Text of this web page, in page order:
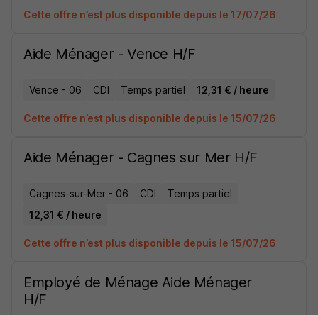
Cette offre n’est plus disponible depuis le 17/07/26
Aide Ménager - Vence H/F
Vence - 06 CDI Temps partiel 12,31 € / heure
Cette offre n’est plus disponible depuis le 15/07/26
Aide Ménager - Cagnes sur Mer H/F
Cagnes-sur-Mer - 06 CDI
Temps partiel
12,31 € / heure
Cette offre n’est plus disponible depuis le 15/07/26
Employé de Ménage Aide Ménager
H/F